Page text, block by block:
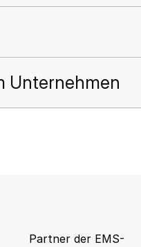
Unternehmen
Partner der EMS-